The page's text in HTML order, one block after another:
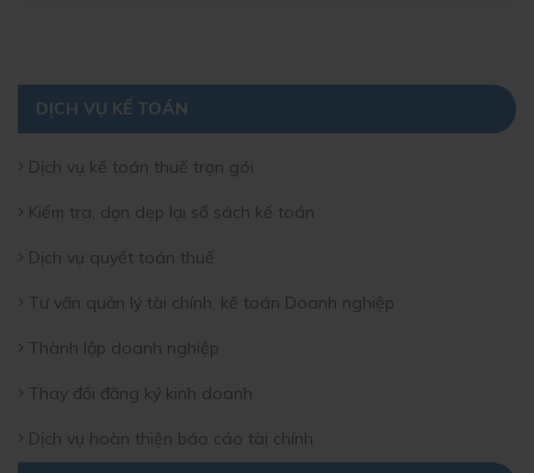
DỊCH VỤ KẾ TOÁN
Dịch vụ kế toán thuế trọn gói
Kiểm tra, dọn dẹp lại sổ sách kế toán
Dịch vụ quyết toán thuế
Tư vấn quản lý tài chính, kế toán Doanh nghiệp
Thành lập doanh nghiệp
Thay đổi đăng ký kinh doanh
Dịch vụ hoàn thiện báo cáo tài chính